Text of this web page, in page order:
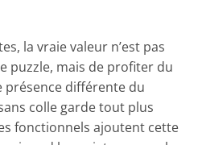
la vraie valeur n’est pas
puzzle, mais de profiter du
présence différente du
colle garde tout plus
fonctionnels ajoutent cette